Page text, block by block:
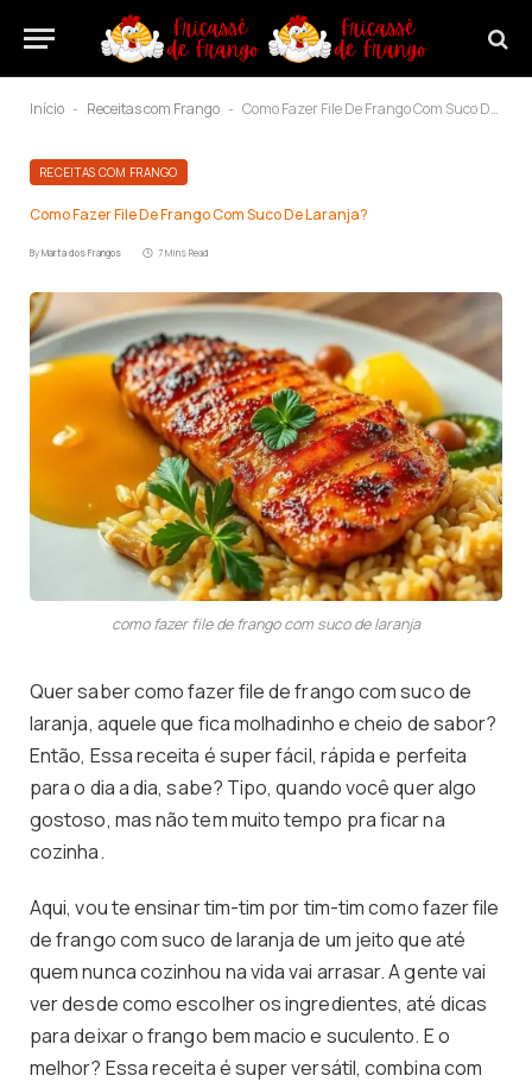
Início - Receitas com Frango - Como Fazer File De Frango Com Suco De Laranja?
RECEITAS COM FRANGO
Como Fazer File De Frango Com Suco De Laranja?
ByMarta dos Frangos 7 Mins Read
como fazer file de frango com suco de laranja
Quer saber como fazer file de frango com suco de
laranja, aquele que fica molhadinho e cheio de sabor?
Então, Essa receita é super fácil, rápida e perfeita
para o dia a dia, sabe? Tipo, quando você quer algo
gostoso, mas não tem muito tempo pra ficar na
cozinha.
Aqui, vou te ensinar tim-tim por tim-tim como fazer file
de frango com suco de laranja de um jeito que até
quem nunca cozinhou na vida vai arrasar. A gente vai
ver desde como escolher os ingredientes, até dicas
para deixar o frango bem macio e suculento. E o
melhor? Essa receita é super versátil, combina com